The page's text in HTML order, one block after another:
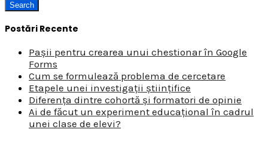
Postări Recente
Pașii pentru crearea unui chestionar în Google
Forms
Cum se formulează problema de cercetare
Etapele unei investigații științifice
Diferența dintre cohortă și formatori de opinie
Ai de făcut un experiment educațional în cadrul
unei clase de elevi?